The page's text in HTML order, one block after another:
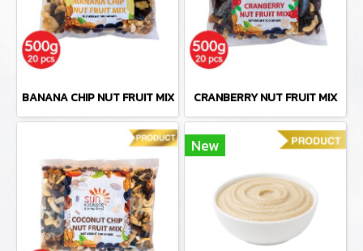
BANANA CHIP NUT FRUIT MIX CRANBERRY NUT FRUIT MIX
New